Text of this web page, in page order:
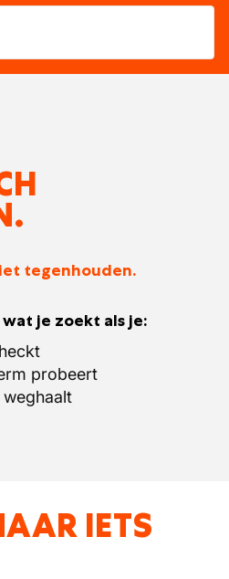
tegenhouden.
je zoekt als je:
probeert
IETS